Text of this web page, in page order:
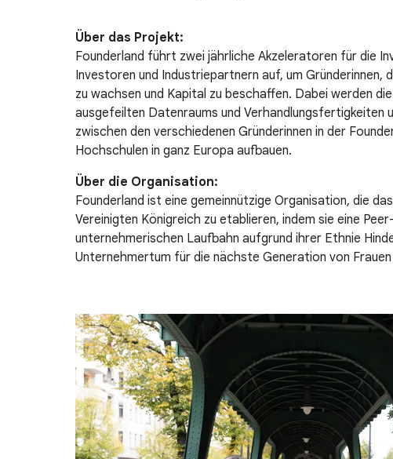
Über das Projekt:
Founderland führt zwei jährliche Akzeleratoren für die
Investoren und Industriepartnern auf, um
zu wachsen und Kapital zu beschaffen. Dabei werden
ausgefeilten Datenraums und
zwischen den verschiedenen Gründerinnen in der
Hochschulen in ganz Europa aufbauen.
Über die Organisation:
Founderland ist eine gemeinnützige Organisation, die
Vereinigten Königreich zu etablieren, indem sie eine
unternehmerischen Laufbahn aufgrund ihrer Ethnie
Unternehmertum für die nächste Generation von